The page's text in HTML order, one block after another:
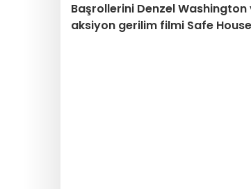
Başrollerini Denzel Washington
aksiyon gerilim filmi Safe